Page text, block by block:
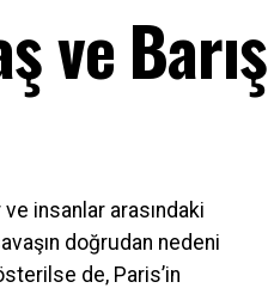
ve Barış
ve insanlar arasındaki
doğrudan nedeni
de, Paris’in